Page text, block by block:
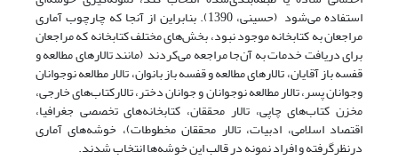
استفاده می‌شود (حسینی، 1390). بنابراین از آنجا که چارچوب آماری
مراجعان به کتابخانه موجود نبود، بخش‌های مختلف کتابخانه که مراجعان
برای دریافت خدمات به آن‌جا مراجعه می‌کردند (مانند تالارهای مطالعه و
قفسه باز آقایان، تالار‌های مطالعه و قفسه باز بانوان، تالار مطالعه نوجوانان
وجوانان پسر، تالار مطالعه نوجوانان و جوانان دختر، تالارکتاب‌های خارجی،
مخزن کتاب‌های چاپی، تالار محققان، کتابخانه‌های تخصصی جغرافیا،
اقتصاد اسلامی، ادبیات، تالار محققان مخطوطات)، خوشه‌های آماری
درنظرگرفته و افراد نمونه در قالب این خوشه‌ها انتخاب شدند.